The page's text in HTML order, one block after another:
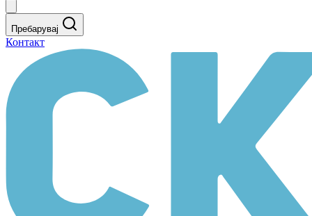
Пребарувај
Контакт